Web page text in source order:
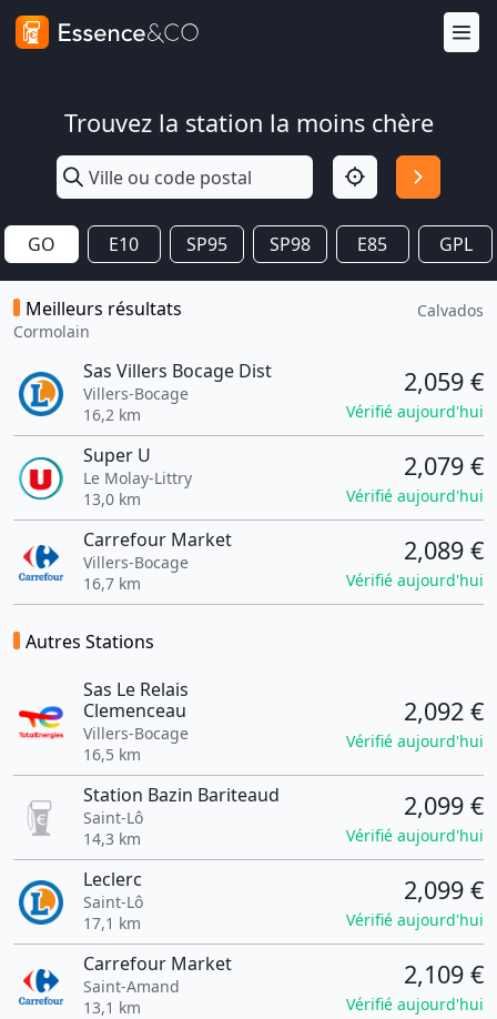
Trouvez la station la moins chère
GO E10 SP95 SP98 E85 GPL
Meilleurs résultats
Cormolain
Calvados
Sas Villers Bocage Dist
Villers-Bocage
16,2 km
2,059 €
Vérifié aujourd'hui
Super U
Le Molay-Littry
13,0 km
2,079 €
Vérifié aujourd'hui
Carrefour Market
Villers-Bocage
16,7 km
2,089 €
Vérifié aujourd'hui
Autres Stations
Sas Le Relais
Clemenceau
Villers-Bocage
16,5 km
2,092 €
Vérifié aujourd'hui
Station Bazin Bariteaud
Saint-Lô
14,3 km
2,099 €
Vérifié aujourd'hui
Leclerc
Saint-Lô
17,1 km
2,099 €
Vérifié aujourd'hui
Carrefour Market
Saint-Amand
13,1 km
2,109 €
Vérifié aujourd'hui